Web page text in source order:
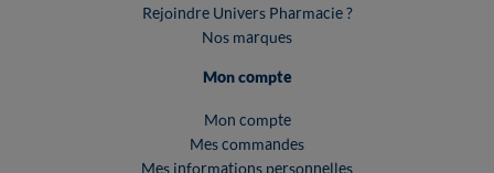
Rejoindre Univers Pharmacie ?
Nos marques
Mon compte
Mon compte
Mes commandes
Mes informations personnelles